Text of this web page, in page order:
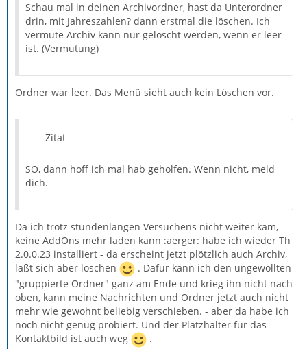
Schau mal in deinen Archivordner, hast da Unterordner
drin, mit Jahreszahlen? dann erstmal die löschen. Ich
vermute Archiv kann nur gelöscht werden, wenn er leer
ist. (Vermutung)
Ordner war leer. Das Menü sieht auch kein Löschen vor.
Zitat
SO, dann hoff ich mal hab geholfen. Wenn nicht, meld
dich.
Da ich trotz stundenlangen Versuchens nicht weiter kam,
keine AddOns mehr laden kann :aerger: habe ich wieder Th
2.0.0.23 installiert - da erscheint jetzt plötzlich auch Archiv,
läßt sich aber löschen
. Dafür kann ich den ungewollten
"gruppierte Ordner" ganz am Ende und krieg ihn nicht nach
oben, kann meine Nachrichten und Ordner jetzt auch nicht
mehr wie gewohnt beliebig verschieben. - aber da habe ich
noch nicht genug probiert. Und der Platzhalter für das
Kontaktbild ist auch weg
.